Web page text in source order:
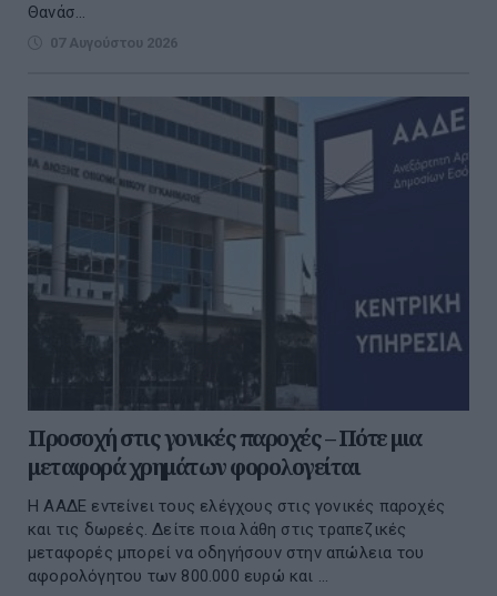
Θανάσ...
07 Αυγούστου 2026
Προσοχή στις γονικές παροχές – Πότε μια
μεταφορά χρημάτων φορολογείται
Η ΑΑΔΕ εντείνει τους ελέγχους στις γονικές παροχές
και τις δωρεές. Δείτε ποια λάθη στις τραπεζικές
μεταφορές μπορεί να οδηγήσουν στην απώλεια του
αφορολόγητου των 800.000 ευρώ και ...